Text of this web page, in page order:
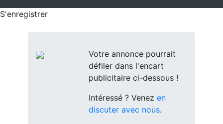
S'enregistrer
Votre annonce pourrait
défiler dans l'encart
publicitaire ci-dessous !
Intéressé ? Venezen
discuter avec nous.